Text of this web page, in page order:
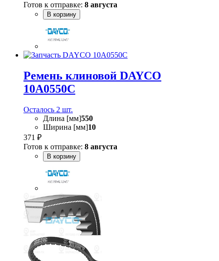
Готов к отправке: 8 августа
В корзину
Ремень клиновой DAYCO
10A0550C
Осталось 2 шт.
Длина [мм]550
Ширина [мм]10
371 ₽
Готов к отправке: 8 августа
В корзину